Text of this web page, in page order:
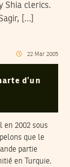
Shia clerics.
[…]
22 Mar 2005
d’un
en 2002 sous
que le
partie
en Turquie.